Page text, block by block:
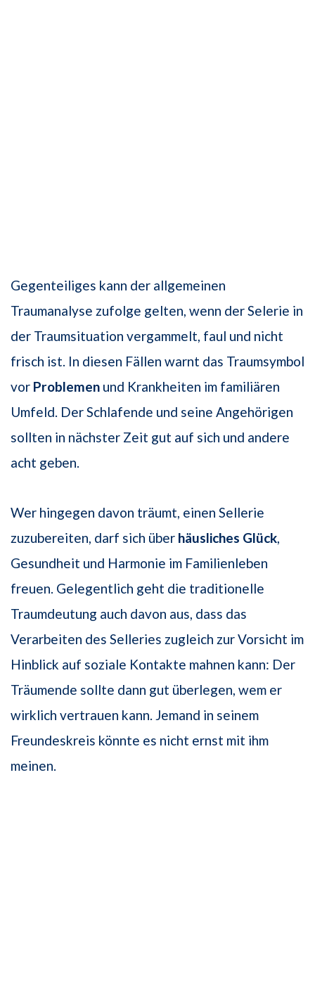
Gegenteiliges kann der allgemeinen
Traumanalyse zufolge gelten, wenn der Selerie in
der Traumsituation vergammelt, faul und nicht
frisch ist. In diesen Fällen warnt das Traumsymbol
vor Problemen und Krankheiten im familiären
Umfeld. Der Schlafende und seine Angehörigen
sollten in nächster Zeit gut auf sich und andere
acht geben.
Wer hingegen davon träumt, einen Sellerie
zuzubereiten, darf sich über häusliches Glück,
Gesundheit und Harmonie im Familienleben
freuen. Gelegentlich geht die traditionelle
Traumdeutung auch davon aus, dass das
Verarbeiten des Selleries zugleich zur Vorsicht im
Hinblick auf soziale Kontakte mahnen kann: Der
Träumende sollte dann gut überlegen, wem er
wirklich vertrauen kann. Jemand in seinem
Freundeskreis könnte es nicht ernst mit ihm
meinen.